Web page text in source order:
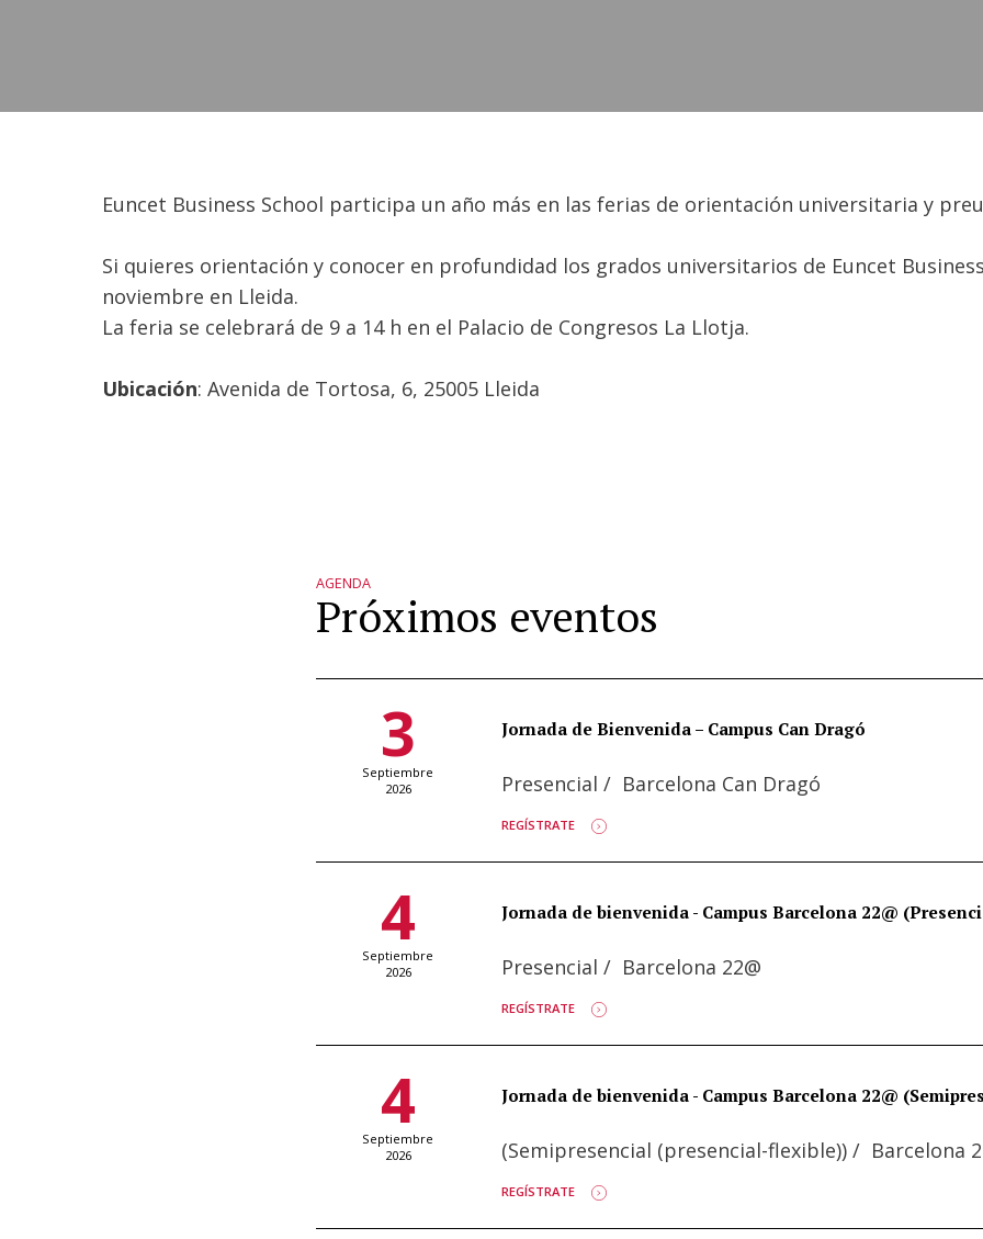
Euncet Business School participa un año más en las ferias de orientación universitaria y
Si quieres orientación y conocer en profundidad los grados universitarios de Euncet
noviembre en Lleida.
La feria se celebrará de 9 a 14 h en el Palacio de Congresos La Llotja.
Ubicación: Avenida de Tortosa, 6, 25005 Lleida
AGENDA
Próximos eventos
3
Septiembre
2026
Jornada de Bienvenida – Campus Can Dragó
Presencial / Barcelona Can Dragó
REGÍSTRATE
4
Septiembre
2026
Jornada de bienvenida - Campus Barcelona 22@
Presencial / Barcelona 22@
REGÍSTRATE
4
Septiembre
2026
Jornada de bienvenida - Campus Barcelona 22@
(Semipresencial (presencial-flexible)) / Barcelona
REGÍSTRATE